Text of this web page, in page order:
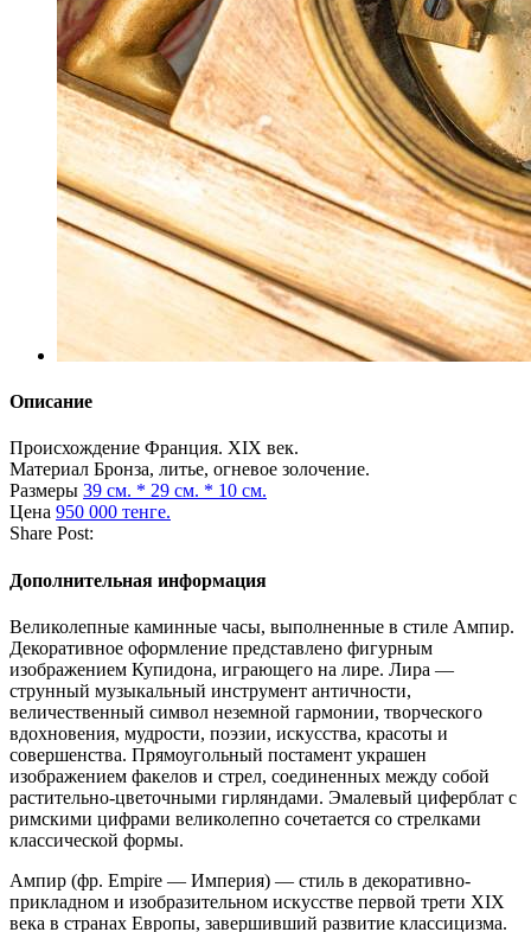
Описание
Происхождение Франция. XIX век.
Материал Бронза, литье, огневое золочение.
Размеры 39 см. * 29 см. * 10 см.
Цена 950 000 тенге.
Share Post:
Дополнительная информация
Великолепные каминные часы, выполненные в стиле Ампир.
Декоративное оформление представлено фигурным
изображением Купидона, играющего на лире. Лира —
струнный музыкальный инструмент античности,
величественный символ неземной гармонии, творческого
вдохновения, мудрости, поэзии, искусства, красоты и
совершенства. Прямоугольный постамент украшен
изображением факелов и стрел, соединенных между собой
растительно-цветочными гирляндами. Эмалевый циферблат с
римскими цифрами великолепно сочетается со стрелками
классической формы.
Ампир (фр. Empire — Империя) — стиль в декоративно-
прикладном и изобразительном искусстве первой трети XIX
века в странах Европы, завершивший развитие классицизма.